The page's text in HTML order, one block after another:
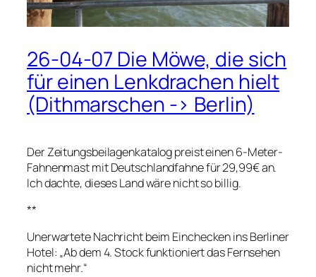
26-04-07 Die Möwe, die sich
für einen Lenkdrachen hielt
(Dithmarschen -> Berlin)
Der Zeitungsbeilagenkatalog preist einen 6-Meter-
Fahnenmast mit Deutschlandfahne für 29,99€ an.
Ich dachte, dieses Land wäre nicht so billig.
**
Unerwartete Nachricht beim Einchecken ins Berliner
Hotel: „Ab dem 4. Stock funktioniert das Fernsehen
nicht mehr.“